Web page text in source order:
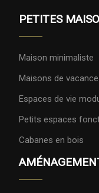
PETITES
Maison minimaliste
Maisons de
Espaces de vie
Petits espaces
Cabanes en bois